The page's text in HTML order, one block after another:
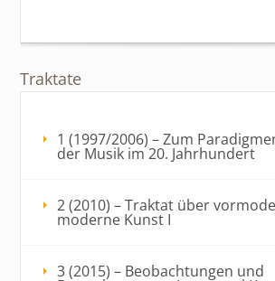
Traktate
1 (1997/2006) – Zum
der Musik im 20. Jahrhundert
2 (2010) – Traktat über
moderne Kunst I
3 (2015) – Beobachtungen und